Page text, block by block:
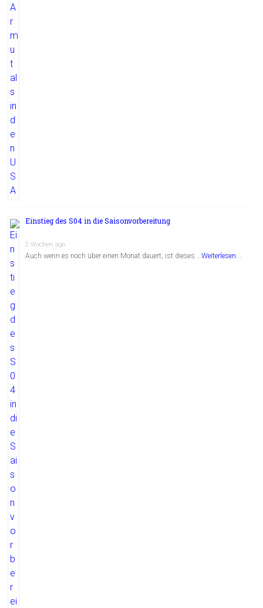
Einstieg des S04 in die Saisonvorbereitung
2 Wochen ago
Auch wenn es noch über einen Monat dauert, ist dieses …Weiterlesen...